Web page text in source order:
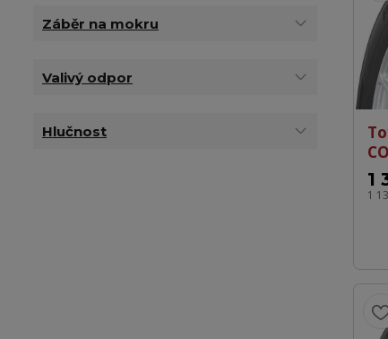
1
1
Záběr na mokru
Valivý odpor
Hlučnost